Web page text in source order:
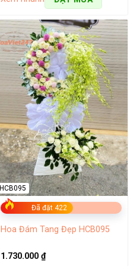
Đã đặt 422
HCB095
Hoa Đám Tang Đẹp HCB095
1.730.000₫